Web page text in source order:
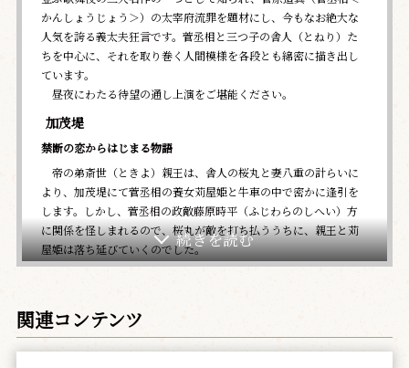
かんしょうじょう＞）の太宰府流罪を題材にし、今もなお絶大な
人気を誇る義太夫狂言です。菅丞相と三つ子の舎人（とねり）た
ちを中心に、それを取り巻く人間模様を各段とも綿密に描き出し
ています。
昼夜にわたる待望の通し上演をご堪能ください。
加茂堤
禁断の恋からはじまる物語
帝の弟斎世（ときよ）親王は、舎人の桜丸と妻八重の計らいに
より、加茂堤にて菅丞相の養女苅屋姫と牛車の中で密かに逢引を
します。しかし、菅丞相の政敵藤原時平（ふじわらのしへい）方
に関係を怪しまれるので、桜丸が敵を打ち払ううちに、親王と苅
屋姫は落ち延びていくのでした。
帝の命により、家伝の筆法を伝授するため、館に籠もり準備を
する菅丞相は武部源蔵を呼び出します。旧臣の源蔵は、奥方園生
関連コンテンツ